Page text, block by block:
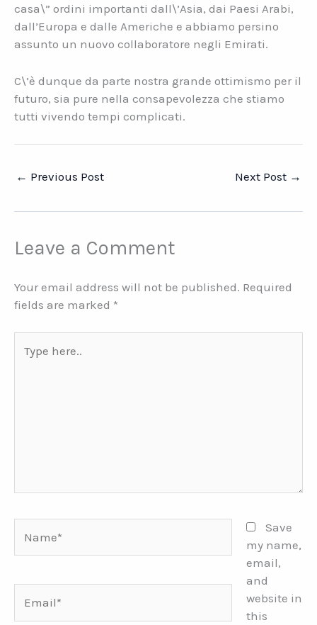
casa\” ordini importanti dall\’Asia, dai Paesi Arabi,
dall’Europa e dalle Americhe e abbiamo persino
assunto un nuovo collaboratore negli Emirati.
C\’è dunque da parte nostra grande ottimismo per il
futuro, sia pure nella consapevolezza che stiamo
tutti vivendo tempi complicati.
← Previous Post Next Post →
Leave a Comment
Your email address will not be published. Required
fields are marked *
here..
Save
my name,
email,
and
website in
this